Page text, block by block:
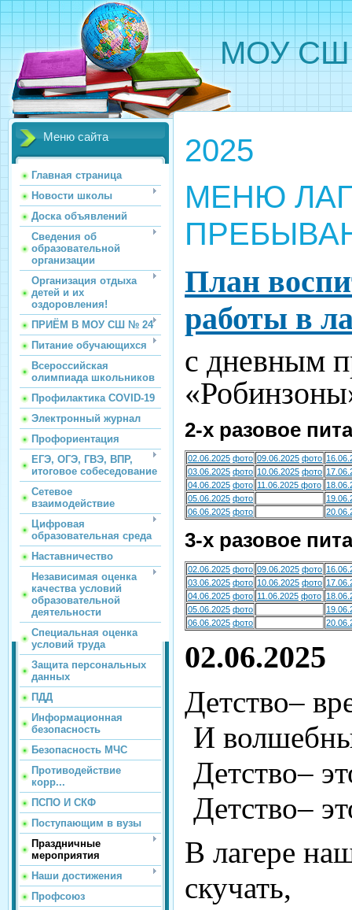
МОУ СШ
Меню сайта
Главная страница
Новости школы
Доска объявлений
Сведения об
образовательной
организации
Организация отдыха
детей и их
оздоровления!
ПРИЁМ В МОУ СШ № 24
Питание обучающихся
Всероссийская
олимпиада школьников
Профилактика COVID-19
Электронный журнал
Профориентация
ЕГЭ, ОГЭ, ГВЭ, ВПР,
итоговое собеседование
Сетевое
взаимодействие
Цифровая
образовательная среда
Наставничество
Независимая оценка
качества условий
образовательной
деятельности
Специальная оценка
условий труда
Защита персональных
данных
ПДД
Информационная
безопасность
Безопасность МЧС
Противодействие
корр...
ПСПО И СКФ
Поступающим в вузы
Праздничные
мероприятия
Наши достижения
Профсоюз
2025
МЕНЮ
План
работы в
с дневным
2-х разовое
02.06.2025 фото 09.06.2025 фото
03.06.2025 фото 10.06.2025 фото
04.06.2025 фото 11.06.2025 фото
05.06.2025 фото
06.06.2025 фото
3-х разовое
02.06.2025 фото 09.06.2025 фото
03.06.2025 фото 10.06.2025 фото
04.06.2025 фото 11.06.2025 фото
05.06.2025 фото
06.06.2025 фото
02.06.2025
Детство–
И
Детство–
Детство–
В лагере
скучать,